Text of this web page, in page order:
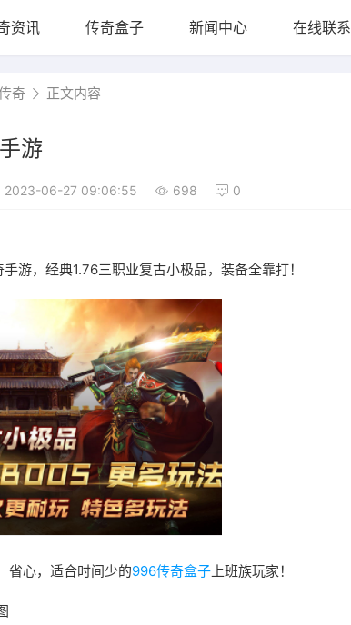
资讯 传奇盒子 新闻中心 在线联系
奇 正文内容
游
2023-06-27 09:06:55 698 0
游，经典1.76三职业复古小极品，装备全靠打！
省心，适合时间少的996传奇盒子 上班族玩家！